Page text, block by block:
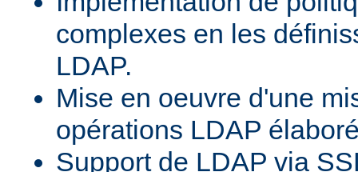
complexes en les
LDAP.
Mise en oeuvre d'une
opérations LDAP
Support de LDAP via